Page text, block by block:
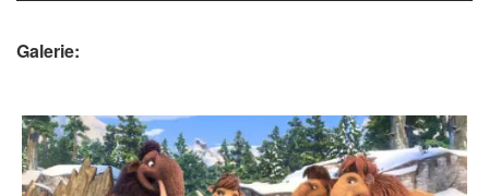
Galerie: